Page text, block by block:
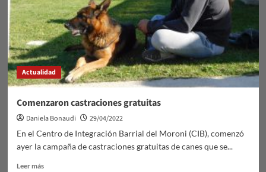
Actualidad
Comenzaron castraciones gratuitas
Daniela Bonaudi
29/04/2022
En el Centro de Integración Barrial del Moroni (CIB), comenzó
ayer la campaña de castraciones gratuitas de canes que se...
Leer másLeer